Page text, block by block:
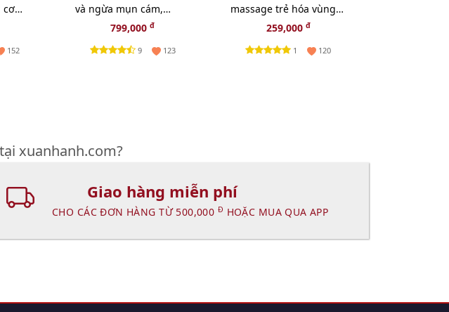
cơ
152
và ngừa mụn cám,
100ml - TẶNG 1 SÁP TẨY
TRANG CLINIQUE
799,000đ
9 123
massage trẻ hóa vùng
mắt, 5ml.259,000 đ
1 120
xuanhanh.com?
Giao hàng miễn phí
CHO CÁC ĐƠN HÀNG TỪ 500,000 Đ HOẶC MUA QUA APP